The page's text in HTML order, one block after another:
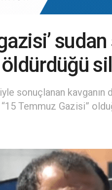
sonuçlanan kavganın
Temmuz Gazisi”